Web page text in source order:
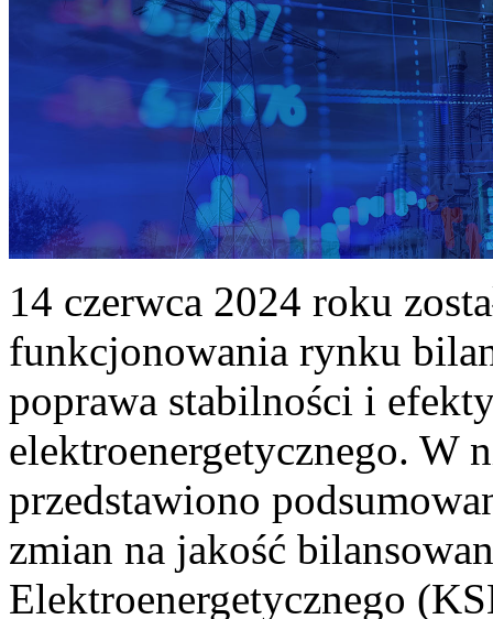
14 czerwca 2024 roku
funkcjonowania rynku
poprawa stabilności i
elektroenergetycznego. W
przedstawiono
zmian na jakość
Elektroenergetycznego